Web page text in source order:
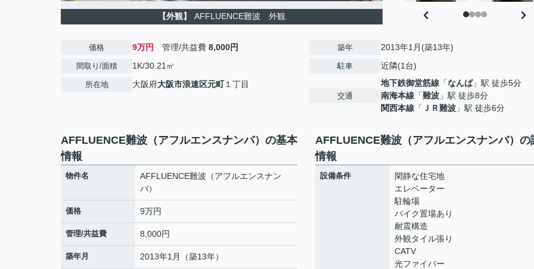
【外観】 AFFLUENCE難波 外観
価格 9万円 管理/共益費 8,000円
間取り/面積 1K/30.21㎡
所在地 大阪府大阪市浪速区元町１丁目
築年 2013年1月(築13年)
駐車 近隣(1台)
交通
地下鉄御堂筋線 「なんば」駅 徒歩5分
南海本線 「難波 」駅 徒歩8分
関西本線 「 ＪＲ難波 」駅 徒歩6分
AFFLUENCE難波（アフルエンスナンバ）の基本
情報
物件名
AFFLUENCE難波（アフルエンスナン
バ）
価格 9万円
管理/共益費 8,000円
築年月 2013年1月（築13年）
AFFLUENCE難波（アフルエンスナンバ）の
情報
設備条件
閑静な住宅地
エレベーター
駐輪場
バイク置場あり
耐震構造
外観タイル張り
CATV
光ファイバー